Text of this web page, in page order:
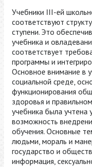
Учебники III-ей
соответствуют
ступени. Это
учебника и
соответствует
программы и
Основное внимание в
социальной среде,
функционирования
здоровья и
учебника была учтена
возможность
обучения. Основные
людьми, мораль и
государство и
информация,